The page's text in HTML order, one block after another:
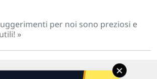
per noi sono preziosi e
»
×